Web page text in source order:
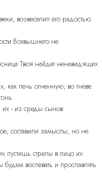
возвеселил его радостью
Всевышнего не
Твоя найдет ненавидящих
как печь огненную; во гневе
их - из среды сынов
составили замыслы, но не
пустишь стрелы в лицо их.
воспевать и прославлять